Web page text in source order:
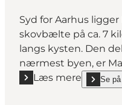
Syd for Aarhus
skovbælte på ca. 7
langs kysten. Den
nærmest byen, er
Læs mere
Læs mere Se
show